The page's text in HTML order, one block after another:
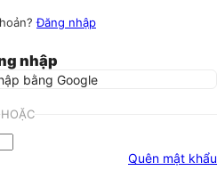
Đăng nhập
nhập
bằng Google
HOẶC
Quên mật khẩu